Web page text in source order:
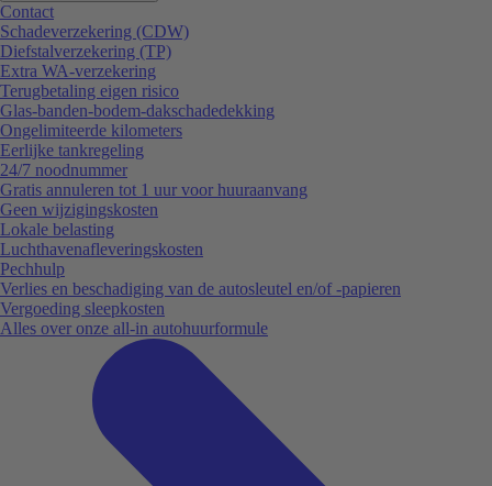
Contact
Schadeverzekering (CDW)
Diefstalverzekering (TP)
Extra WA-verzekering
Terugbetaling eigen risico
Glas-banden-bodem-dakschadedekking
Ongelimiteerde kilometers
Eerlijke tankregeling
24/7 noodnummer
Gratis annuleren tot 1 uur voor huuraanvang
Geen wijzigingskosten
Lokale belasting
Luchthavenafleveringskosten
Pechhulp
Verlies en beschadiging van de autosleutel en/of -papieren
Vergoeding sleepkosten
Alles over onze all-in autohuurformule